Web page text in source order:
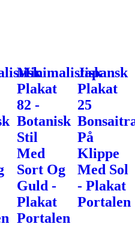
Minimalistisk
Plakat
82 -
Botanisk
Stil
Med
Sort Og
Guld -
Plakat
Portalen
Japansk
Plakat
25
På
Klippe
Med Sol
- Plakat
Portalen